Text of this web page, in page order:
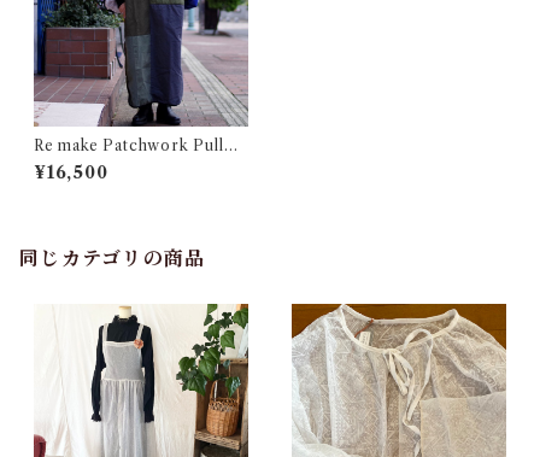
Re make Patchwork Pullov
er Dress #5 / リメイク パッ
チワーク プルオーバー ドレス
¥16,500
同じカテゴリの商品